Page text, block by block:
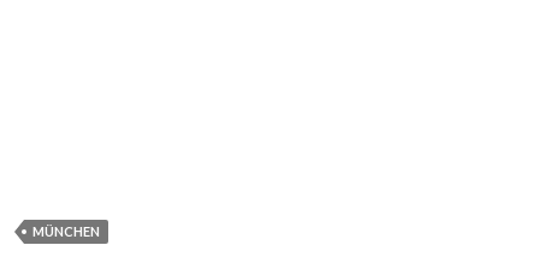
MÜNCHEN